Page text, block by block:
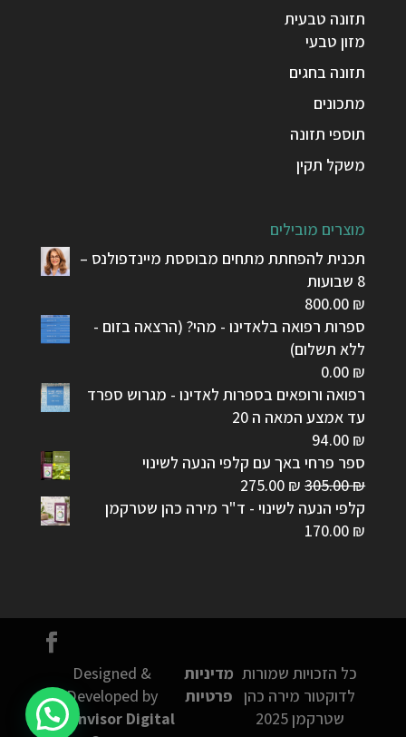
תזונה טבעית
מזון טבעי
תזונה בחגים
מתכונים
תוספי תזונה
משקל תקין
מוצרים מובילים
תכנית להפחתת מתחים מבוססת מיינדפולנס –
8 שבועות
800.00 ₪
ספרות רפואה בלאדינו - מהי? (הרצאה בזום -
ללא תשלום)
0.00 ₪
רפואה ורופאים בספרות לאדינו - מגרוש ספרד
עד אמצע המאה ה 20
94.00 ₪
ספר פרחי באך עם קלפי הנעה לשינוי
305.00₪
המחיר
המקורי
275.00 ₪
המחיר
הנוכחי
קלפי הנעה לשינוי - ד"ר מירה כהן שטרקמן
170.00 ₪
כל הזכויות שמורות
לדוקטור מירה כהן
שטרקמן 2025
מדיניות
פרטיות
Designed &
Developed by
Connvisor Digital